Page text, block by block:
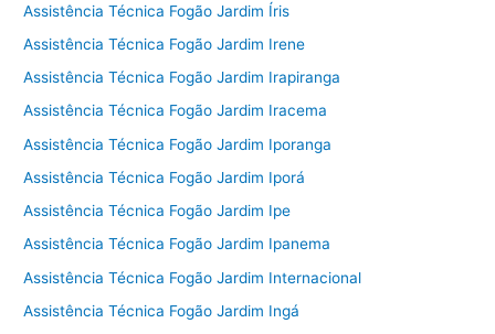
Assistência Técnica Fogão Jardim Íris
Assistência Técnica Fogão Jardim Irene
Assistência Técnica Fogão Jardim Irapiranga
Assistência Técnica Fogão Jardim Iracema
Assistência Técnica Fogão Jardim Iporanga
Assistência Técnica Fogão Jardim Iporá
Assistência Técnica Fogão Jardim Ipe
Assistência Técnica Fogão Jardim Ipanema
Assistência Técnica Fogão Jardim Internacional
Assistência Técnica Fogão Jardim Ingá